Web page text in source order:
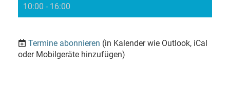
10:00 - 16:00
Termine abonnieren (in Kalender wie Outlook, iCal
oder Mobilgeräte hinzufügen)